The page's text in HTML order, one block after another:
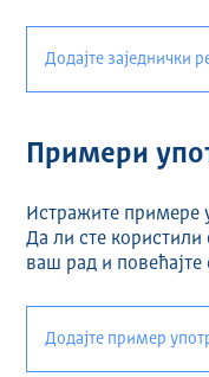
Додајте заједнички
Примери
Истражите примере
Да ли сте користили
ваш рад и повећајте
Додајте пример